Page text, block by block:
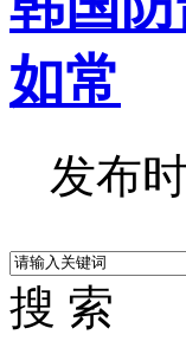
如常
发布
搜 索